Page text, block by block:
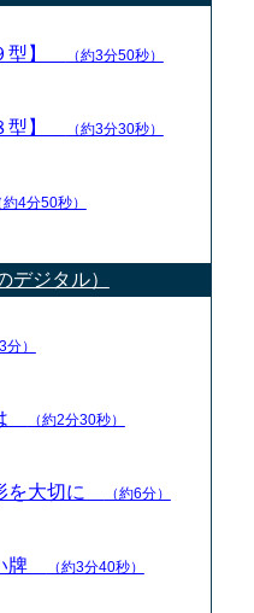
型】 （約3分50秒）
型】 （約3分30秒）
約4分50秒）
デジタル）
分）
（約2分30秒）
を大切に （約6分）
牌 （約3分40秒）